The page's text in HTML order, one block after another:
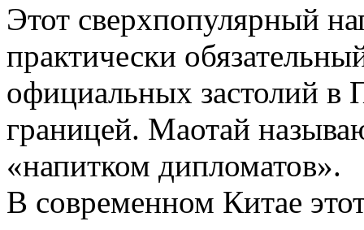
Этот сверхпопулярный
практически
официальных застолий в
границей. Маотай
«напитком дипломатов».
В современном Китае